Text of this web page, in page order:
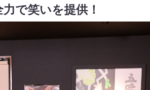
で笑いを提供！